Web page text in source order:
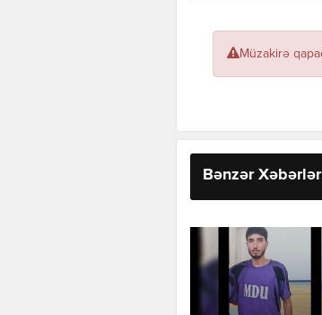
Müzakirə
Bənzər Xəbərlər